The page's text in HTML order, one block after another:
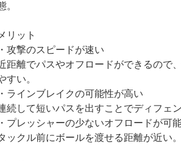
。
メリット
・攻撃のスピードが速い
距離でパスやオフロードができるので
すい。
・ラインブレイクの可能性が高い
続して短いパスを出すことでディフェ
・プレッシャーの少ないオフロードが可
ックル前にボールを渡せる距離が近い。